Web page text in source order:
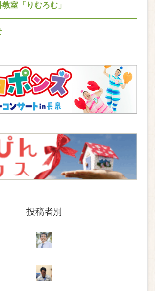
室「りむろむ」
投稿者別